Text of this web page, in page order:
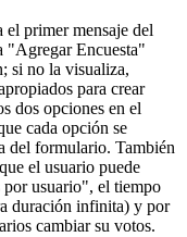
primer mensaje del
"Agregar Encuesta"
si no la visualiza,
para crear
dos opciones en el
cada opción se
del formulario. También
el usuario puede
por usuario", el tiempo
duración infinita) y por
cambiar su votos.